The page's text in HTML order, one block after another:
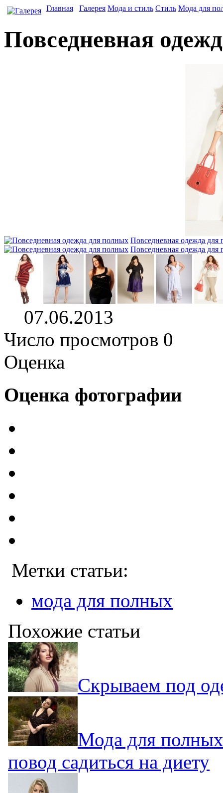
Главная Галерея Мода и стиль Стиль Мода для
Повседневная
Повседневная одежда для
Повседневная одежда для
07.06.2013
Число просмотров 0
Оценка
Оценка фотографии
Метки статьи:
мода для полных
Похожие статьи
Скрываем под
Мода для
повод садиться на диету